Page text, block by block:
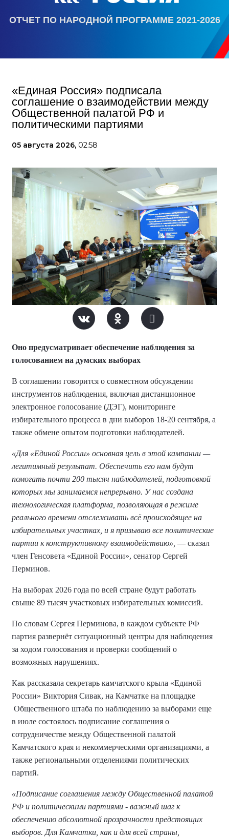
ОТЧЕТ ПО НАРОДНОЙ ПРОГРАММЕ 2021-2026
«Единая Россия» подписала
соглашение о взаимодействии между
Общественной палатой РФ и
политическими партиями
05 августа 2026, 02:58
Оно предусматривает обеспечение наблюдения за
голосованием на думских выборах
В соглашении говорится о совместном обсуждении
инструментов наблюдения, включая дистанционное
электронное голосование (ДЭГ), мониторинге
избирательного процесса в дни выборов 18-20 сентября, а
также обмене опытом подготовки наблюдателей.
«Для «Единой России» основная цель в этой кампании —
легитимный результат. Обеспечить его нам будут
помогать почти 200 тысяч наблюдателей, подготовкой
которых мы занимаемся непрерывно. У нас создана
технологическая платформа, позволяющая в режиме
реального времени отслеживать всё происходящее на
избирательных участках, и я призываю все политические
партии к конструктивному взаимодействию», — сказал
член Генсовета «Единой России», сенатор Сергей
Перминов.
На выборах 2026 года по всей стране будут работать
свыше 89 тысяч участковых избирательных комиссий.
По словам Сергея Перминова, в каждом субъекте РФ
партия развернёт ситуационный центры для наблюдения
за ходом голосования и проверки сообщений о
возможных нарушениях.
Как рассказала секретарь камчатского крыла «Единой
России» Виктория Сивак, на Камчатке на площадке
Общественного штаба по наблюдению за выборами еще
в июле состоялось подписание соглашения о
сотрудничестве между Общественной палатой
Камчатского края и некоммерческими организациями, а
также региональными отделениями политических
партий.
«Подписание соглашения между Общественной палатой
РФ и политическими партиями - важный шаг к
обеспечению абсолютной прозрачности предстоящих
выборов. Для Камчатки, как и для всей страны,